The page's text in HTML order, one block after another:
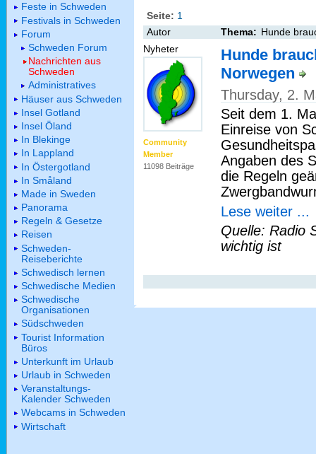
Seite: 1
Autor
Thema: Hunde
Nyheter
Community
Member
11098 Beiträge
Hunde
Norwegen
Thursday, 2.
Seit dem 1.
Einreise von
Angaben des
die Regeln
Lese weiter ...
Quelle: Radio
wichtig ist
Feste in Schweden
Festivals in Schweden
Forum
Schweden Forum
Nachrichten aus
Schweden
Administratives
Häuser aus Schweden
Insel Gotland
Insel Öland
In Blekinge
In Lappland
In Östergotland
In Småland
Made in Sweden
Panorama
Regeln & Gesetze
Reisen
Schweden-
Reiseberichte
Schwedisch lernen
Schwedische Medien
Schwedische
Organisationen
Südschweden
Tourist Information
Büros
Unterkunft im Urlaub
Urlaub in Schweden
Veranstaltungs-
Kalender Schweden
Webcams in Schweden
Wirtschaft